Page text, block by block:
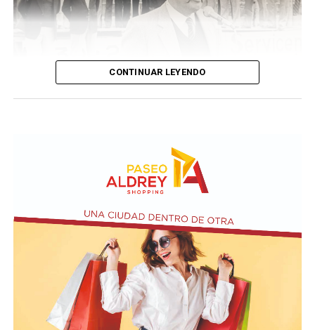
El vendero 13 de agosto se cumplen 38 años de la
desaparición física del ex intendente de Necochea,
en la ruta 88, a pocos kilómetros de Quequén.
Junto con el intendente de Necochea habían muerto
tres docentes que, luego se supo, habían subido a su
automóvil pocos kilómetros antes, donde se hallaban
haciendo dedo. La colisión frontal resultó letal: sólo
sobrevivió el chofer del camión.
CONTINUAR LEYENDO